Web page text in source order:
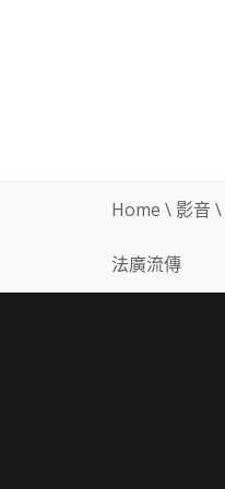
Home \ 影音 \
法廣流傳